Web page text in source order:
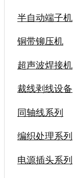
半自动端子机
铜带铆压机
超声波焊接机
裁线剥线设备
同轴线系列
编织处理系列
电源插头系列